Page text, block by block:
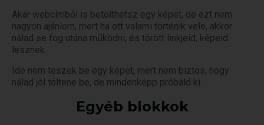
Akár webcímből is betölthetsz egy képet, de ezt nem
nagyon ajánlom, mert ha ott valami történik vele, akkor
nálad se fog utána működni, és törött linkjeid, képeid
lesznek.
Ide nem teszek be egy képet, mert nem biztos, hogy
nálad jól töltene be, de mindenképp próbáld ki.
Egyéb blokkok